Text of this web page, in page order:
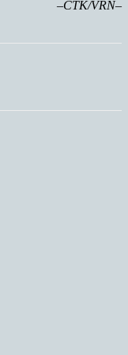
–ČTK/VRN–